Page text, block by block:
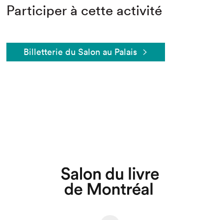
Participer à cette activité
Billetterie du Salon au Palais